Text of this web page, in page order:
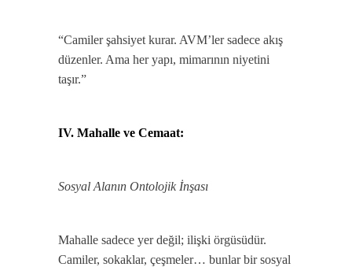
“Camiler şahsiyet kurar. AVM’ler sadece akış
düzenler. Ama her yapı, mimarının niyetini
taşır.”
IV. Mahalle ve Cemaat:
Sosyal Alanın Ontolojik İnşası
Mahalle sadece yer değil; ilişki örgüsüdür.
Camiler, sokaklar, çeşmeler… bunlar bir sosyal